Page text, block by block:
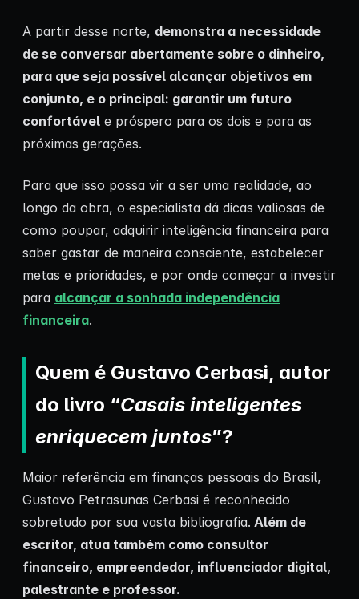
A partir desse norte, demonstra a necessidade
de se conversar abertamente sobre o dinheiro,
para que seja possível alcançar objetivos em
conjunto, e o principal: garantir um futuro
confortável e próspero para os dois e para as
próximas gerações.
Para que isso possa vir a ser uma realidade, ao
longo da obra, o especialista dá dicas valiosas de
como poupar, adquirir inteligência financeira para
saber gastar de maneira consciente, estabelecer
metas e prioridades, e por onde começar a investir
para alcançar a sonhada independência
financeira.
Quem é Gustavo Cerbasi, autor
do livro “Casais inteligentes
enriquecem juntos”?
Maior referência em finanças pessoais do Brasil,
Gustavo Petrasunas Cerbasi é reconhecido
sobretudo por sua vasta bibliografia. Além de
escritor, atua também como consultor
financeiro, empreendedor, influenciador digital,
palestrante e professor.